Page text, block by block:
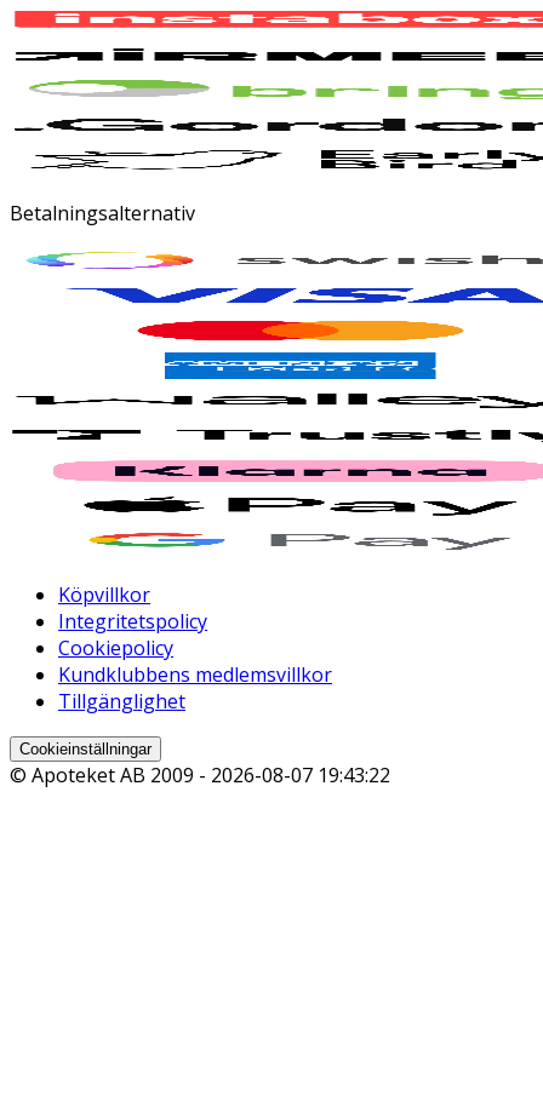
Betalningsalternativ
Köpvillkor
Integritetspolicy
Cookiepolicy
Kundklubbens medlemsvillkor
Tillgänglighet
Cookieinställningar
© Apoteket AB 2009 - 2026-08-07 19:43:22